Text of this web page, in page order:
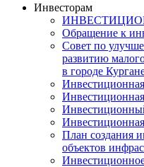
Инвесторам
Обращение к
Совет по
развитию
в городе
План создания
объектов
Инвестиционное